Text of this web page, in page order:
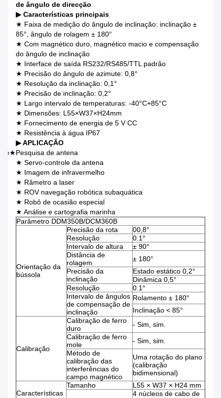
de ângulo de direcção
▶ Características principais
★ Faixa de medição do ângulo de inclinação: inclinação ±
85°, ângulo de rolagem ± 180°
★ Com magnético duro, magnético macio e compensação
do ângulo de inclinação
★ Interface de saída RS232/RS485/TTL padrão
★ Precisão do ângulo de azimute: 0,8°
★ Resolução da inclinação: 0,1°
★ Precisão de inclinação: 0,2°
★ Largo intervalo de temperaturas: -40°C+85°C
★ Dimensões: L55×W37×H24mm
★ Fornecimento de energia de 5 V CC
★ Resistência à água IP67
▶ APLICAÇÃO
★Pesquisa de antena
★ Servo-controle da antena
★ Imagem de infravermelho
★ Râmetro a laser
★ ROV navegação robótica subaquática
★ Robô de ocasião especial
★ Análise e cartografia marinha
Parâmetro DDM350B/DCM360B
Orientação da
bússola
Precisão da rota
00,8°
Resolução
0.1°
Intervalo de altura
± 90°
Distância de
rolagem
± 180°
Precisão da
inclinação
Estado estático 0,2°
Dinâmica 0,5°
Resolução
0.1°
Intervalo de ângulos
de compensação de
inclinação
Rolamento ± 180°
Inclinação < 85°
Calibração
Calibração de ferro
duro
- Sim, sim.
Calibração de ferro
mole
- Sim, sim.
Método de
calibração das
interferências do
campo magnético
Uma rotação do plano
(calibração
bidimensional)
Características
Tamanho L55 × W37 × H24 mm
4 núcleos de cabo de